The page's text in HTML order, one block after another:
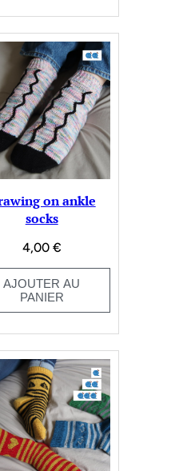
on ankle
socks
4,00 €
AJOUTER AU
PANIER